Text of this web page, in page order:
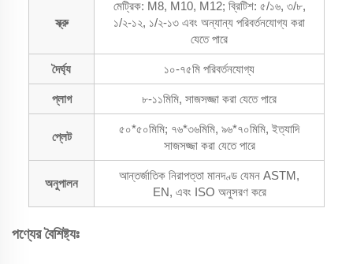
স্ক্রু
মেট্রিক: M8, M10, M12; ব্রিটিশ: ৫/১৬, ৩/৮,
১/২-১২, ১/২-১৩ এবং অন্যান্য পরিবর্তনযোগ্য করা
যেতে পারে
দৈর্ঘ্য ১০-৭৫মি পরিবর্তনযোগ্য
প্লাগ ৮-১১মিমি, সাজসজ্জা করা যেতে পারে
প্লেট
৫০*৫০মিমি; ৭৬*৩৬মিমি, ৯৬*৭০মিমি, ইত্যাদি
সাজসজ্জা করা যেতে পারে
অনুপালন
আন্তর্জাতিক নিরাপত্তা মানদণ্ড যেমন ASTM,
EN, এবং ISO অনুসরণ করে
পণ্যের বৈশিষ্ট্যঃ